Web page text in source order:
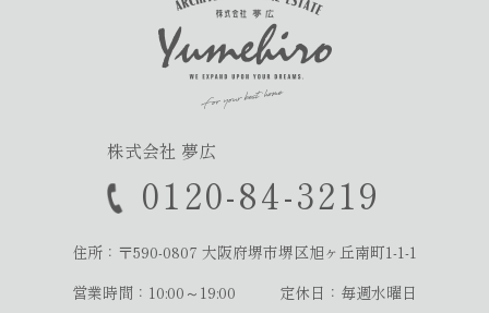
株式会社 夢広
0120-84-3219
住所：〒590-0807 大阪府堺市堺区旭ヶ丘南町1-1-1
営業時間：10:00～19:00
定休日：毎週水曜日